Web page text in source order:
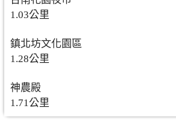
1.03公里
鎮北坊文化園區
1.28公里
神農殿
1.71公里